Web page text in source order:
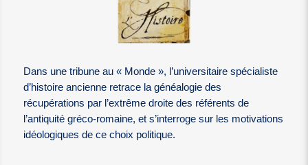
Dans une tribune au « Monde », l’universitaire spécialiste
d’histoire ancienne retrace la généalogie des
récupérations par l’extrême droite des référents de
l’antiquité gréco-romaine, et s’interroge sur les motivations
idéologiques de ce choix politique.